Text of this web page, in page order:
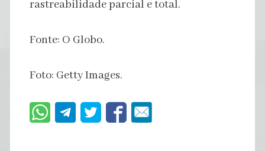
rastreabilidade parcial e total.
Fonte: O Globo.
Foto: Getty Images.